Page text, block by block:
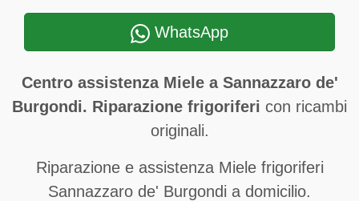
WhatsApp
Centro assistenza Miele a Sannazzaro de'
Burgondi. Riparazione frigoriferi con ricambi
originali.
Riparazione e assistenza Miele frigoriferi
Sannazzaro de' Burgondi a domicilio.